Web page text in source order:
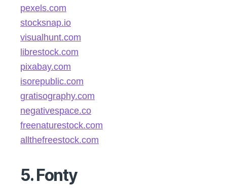
pexels.com
stocksnap.io
visualhunt.com
librestock.com
pixabay.com
isorepublic.com
gratisography.com
negativespace.co
freenaturestock.com
allthefreestock.com
5. Fonty